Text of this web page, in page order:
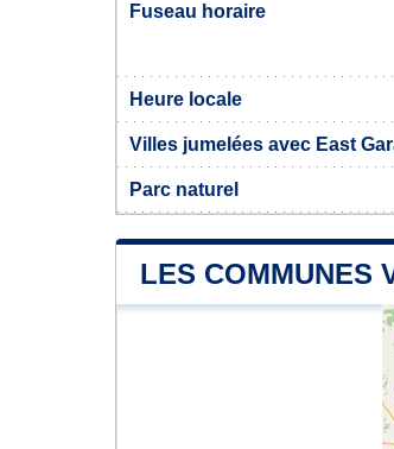
Fuseau horaire
Heure locale
Villes jumelées avec East
Parc naturel
LES COMMUNES